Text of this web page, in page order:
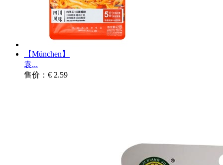
【München】
袁...
售价：€ 2.59